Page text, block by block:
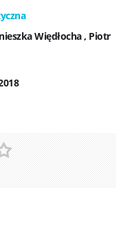
Więdłocha, Piotr